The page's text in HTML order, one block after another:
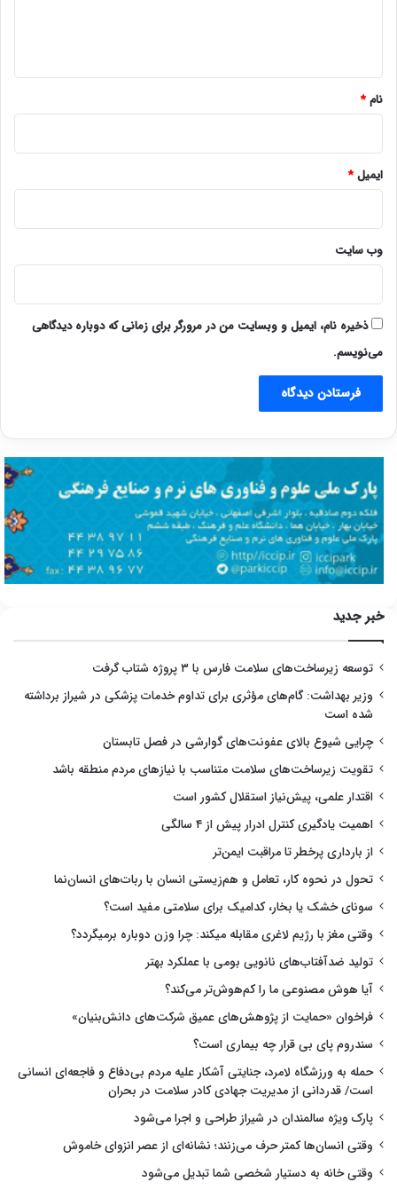
نام*
ایمیل*
وب‌ سایت
ذخیره نام، ایمیل و وبسایت من در مرورگر برای زمانی که دوباره دیدگاهی
می‌نویسم.
خبر جدید
توسعه زیرساخت‌های سلامت فارس با ۳ پروژه شتاب گرفت
وزیر بهداشت: گام‌های مؤثری برای تداوم خدمات پزشکی در شیراز برداشته
شده است
چرایی شیوع بالای عفونت‌های گوارشی در فصل تابستان
تقویت زیرساخت‌های سلامت متناسب با نیازهای مردم منطقه باشد
اقتدار علمی، پیش‌نیاز استقلال کشور است
اهمیت یادگیری کنترل ادرار پیش از ۴ سالگی
از بارداری پرخطر تا مراقبت ایمن‌تر
تحول در نحوه کار، تعامل و هم‌زیستی انسان با ربات‌های انسان‌نما
سونای خشک یا بخار، کدامیک برای سلامتی مفید است؟
وقتی مغز با رژیم لاغری مقابله میکند: چرا وزن دوباره برمیگردد؟
تولید ضدآفتاب‌های نانویی بومی با عملکرد بهتر
آیا هوش مصنوعی ما را کم‌هوش‌تر می‌کند؟
فراخوان «حمایت از پژوهش‌های عمیق شرکت‌های دانش‌بنیان»
سندروم پای بی قرار چه بیماری است؟
حمله به ورزشگاه لامرد، جنایتی آشکار علیه مردم بی‌دفاع و فاجعه‌ای انسانی
است/ قدردانی از مدیریت جهادی کادر سلامت در بحران
پارک ویژه سالمندان در شیراز طراحی و اجرا می‌شود
وقتی انسان‌ها کمتر حرف می‌زنند؛ نشانه‌ای از عصر انزوای خاموش
وقتی خانه به دستیار شخصی شما تبدیل می‌شود